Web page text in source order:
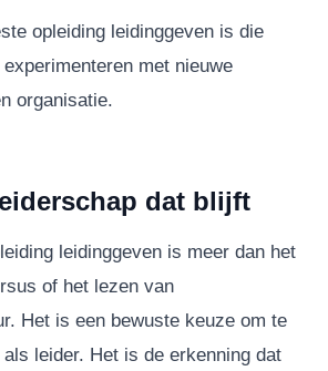
opleiding leidinggeven is die
met nieuwe
organisatie.
dat blijft
leidinggeven is meer dan het
of het lezen van
Het is een bewuste keuze om te
leider. Het is de erkenning dat